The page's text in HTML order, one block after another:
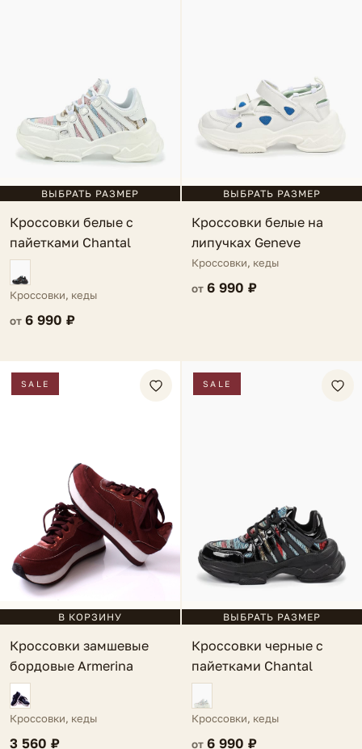
ВЫБРАТЬ РАЗМЕР
Кроссовки белые с
пайетками Chantal
Кроссовки, кеды
от 6 990 ₽
ВЫБРАТЬ РАЗМЕР
Кроссовки белые на
липучках Geneve
Кроссовки, кеды
от 6 990 ₽
SALE
В КОРЗИНУ
Кроссовки замшевые
бордовые Armerina
Кроссовки, кеды
3 560 ₽
SALE
ВЫБРАТЬ РАЗМЕР
Кроссовки черные с
пайетками Chantal
Кроссовки, кеды
от 6 990 ₽